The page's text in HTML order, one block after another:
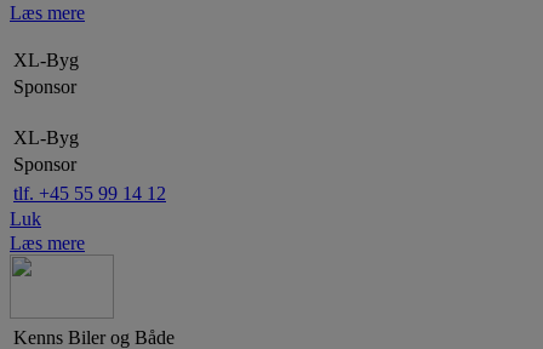
Læs mere
XL-Byg
Sponsor
XL-Byg
Sponsor
tlf. +45 55 99 14 12
Luk
Læs mere
Kenns Biler og Både